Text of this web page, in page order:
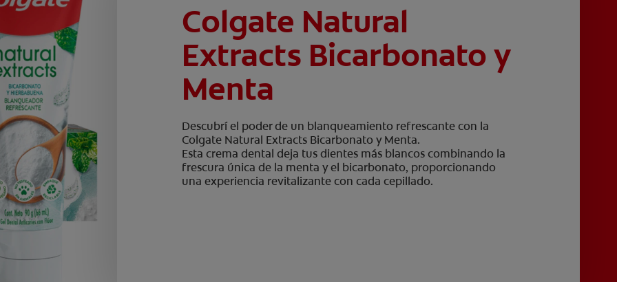
Colgate Natural
Extracts Bicarbonato y
Menta
Descubrí el poder de un blanqueamiento refrescante con la
Colgate Natural Extracts Bicarbonato y Menta.
Esta crema dental deja tus dientes más blancos combinando la
frescura única de la menta y el bicarbonato, proporcionando
una experiencia revitalizante con cada cepillado.